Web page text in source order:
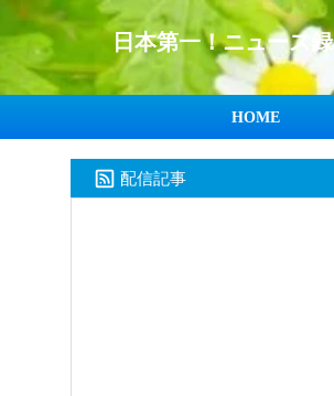
日本第一！ニュース録
HOME
配信記事